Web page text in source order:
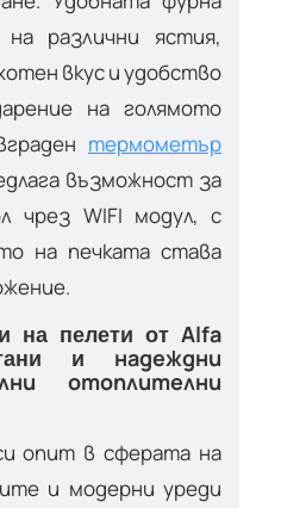
на различни ястия,
вкус и удобство
на голямото
термометър
възможност за
чрез WIFI модул, с
на печката става
на пелети от Alfa
и надеждни
отоплителни
опит в сферата на
и модерни уреди